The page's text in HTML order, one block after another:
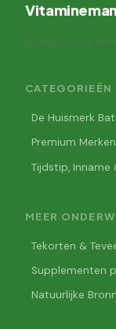
Vitamineman
Auteur: Joris
CATEGORIEËN
De Huismerk
Premium
Tijdstip, Inname
MEER
Tekorten &
Supplementen
Natuurlijke